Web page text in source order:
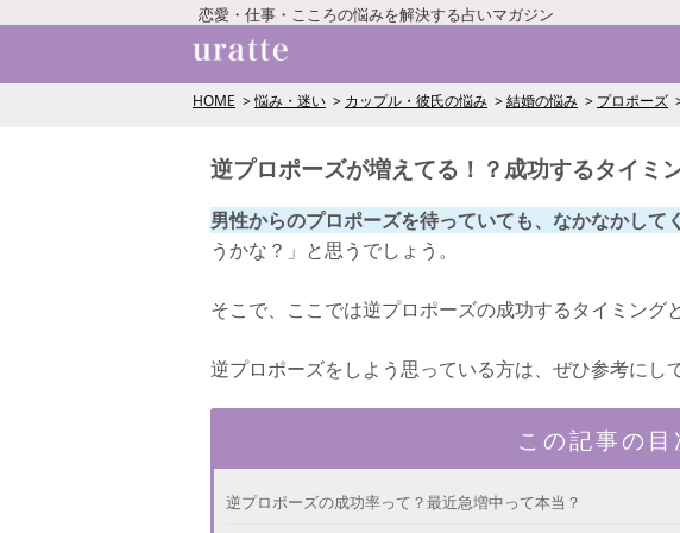
恋愛・仕事・こころの悩みを解決する占いマガジン
HOME 悩み・迷い カップル・彼氏の悩み 結婚の悩み プロポーズ
逆プロポーズが増えてる！？成功するタイミ
男性からのプロポーズを待っていても、なかなかして
うかな？」と思うでしょう。
そこで、ここでは逆プロポーズの成功するタイミング
逆プロポーズをしよう思っている方は、ぜひ参考にし
この記事の目
逆プロポーズの成功率って？最近急増中って本当？